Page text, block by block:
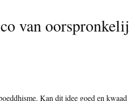
van
Kan dit idee goed en